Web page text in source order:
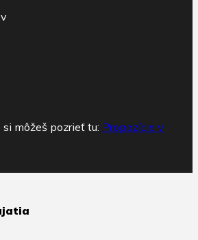
môžeš pozrieť tu: Propozície v